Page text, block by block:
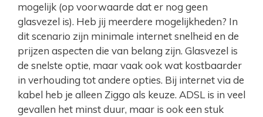
mogelijk (op voorwaarde dat er nog geen
glasvezel is). Heb jij meerdere mogelijkheden? In
dit scenario zijn minimale internet snelheid en de
prijzen aspecten die van belang zijn. Glasvezel is
de snelste optie, maar vaak ook wat kostbaarder
in verhouding tot andere opties. Bij internet via de
kabel heb je alleen Ziggo als keuze. ADSL is in veel
gevallen het minst duur, maar is ook een stuk